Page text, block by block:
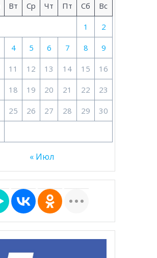
Вт Ср Чт Пт Сб Вс
1 2
4 5 6 7 8 9
11 12 13 14 15 16
18 19 20 21 22 23
25 26 27 28 29 30
« Июл